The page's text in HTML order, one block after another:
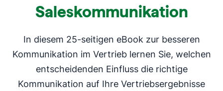
Saleskommunikation
In diesem 25-seitigen eBook zur besseren
Kommunikation im Vertrieb lernen Sie, welchen
entscheidenden Einfluss die richtige
Kommunikation auf Ihre Vertriebsergebnisse